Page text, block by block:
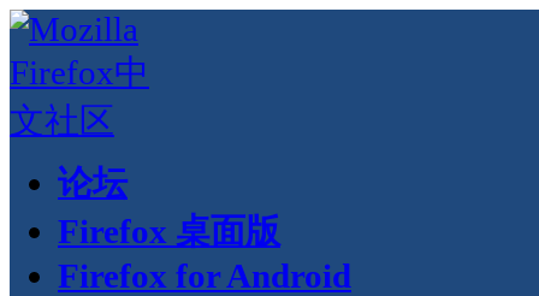
论坛
Firefox 桌面版
Firefox for Android